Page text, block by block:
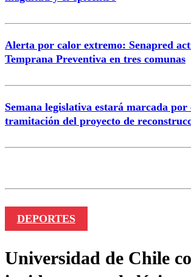
Alerta por calor extremo: Senapred
Temprana Preventiva en tres comunas
Semana legislativa estará marcada
tramitación del proyecto de
DEPORTES
Universidad de Chile